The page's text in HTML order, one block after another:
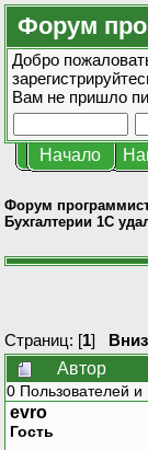
Форум
Добро
Вам не пришло
Начало
Форум
Бухгалтерии 1С
Страниц: [1] Вниз
Автор
0 Пользователей и
evro
Гость